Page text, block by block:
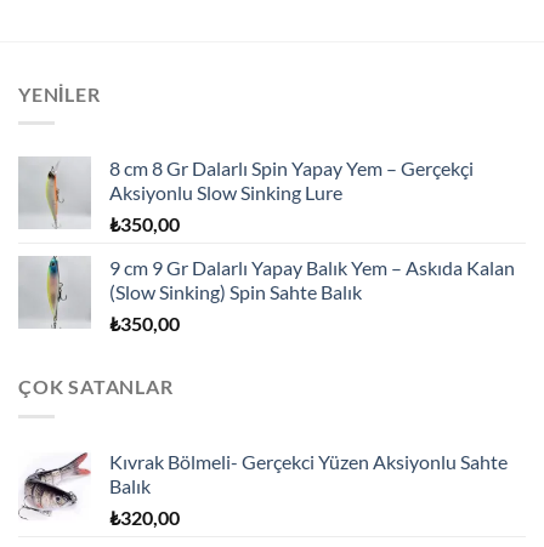
YENILER
8 cm 8 Gr Dalarlı Spin Yapay Yem – Gerçekçi
Aksiyonlu Slow Sinking Lure
₺350,00
9 cm 9 Gr Dalarlı Yapay Balık Yem – Askıda Kalan
(Slow Sinking) Spin Sahte Balık
₺350,00
ÇOK SATANLAR
Kıvrak Bölmeli- Gerçekci Yüzen Aksiyonlu Sahte
Balık
₺320,00